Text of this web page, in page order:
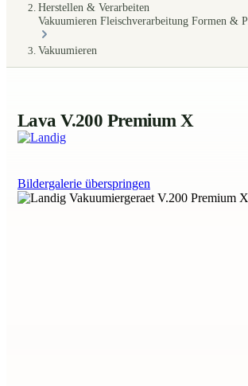
Herstellen & Verarbeiten
Vakuumieren Fleischverarbeitung Formen &
Vakuumieren
Lava V.200 Premium X
Bildergalerie überspringen